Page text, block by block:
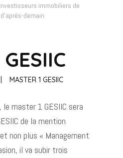
immobiliers de
demain
MASTER 1 GESIIC
master 1 GESIIC sera
de la mention
non plus « Management
il va subir trois